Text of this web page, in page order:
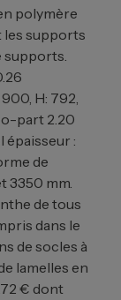
polymère
les supports
supports.
H: 792,
part 2.20
épaisseur :
de
3350 mm.
de tous
dans le
de socles à
lamelles en
€ dont